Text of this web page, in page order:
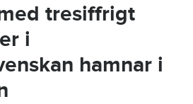
tresiffrigt
i
hamnar i